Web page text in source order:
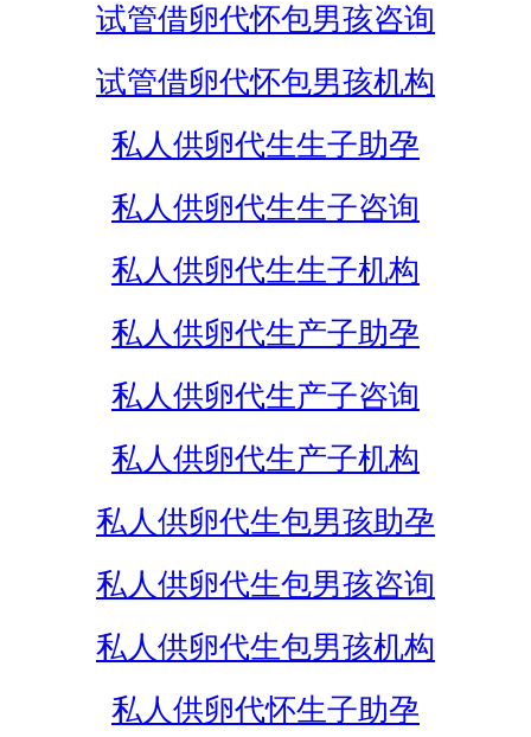
试管借卵代怀包男孩咨询
试管借卵代怀包男孩机构
私人供卵代生生子助孕
私人供卵代生生子咨询
私人供卵代生生子机构
私人供卵代生产子助孕
私人供卵代生产子咨询
私人供卵代生产子机构
私人供卵代生包男孩助孕
私人供卵代生包男孩咨询
私人供卵代生包男孩机构
私人供卵代怀生子助孕